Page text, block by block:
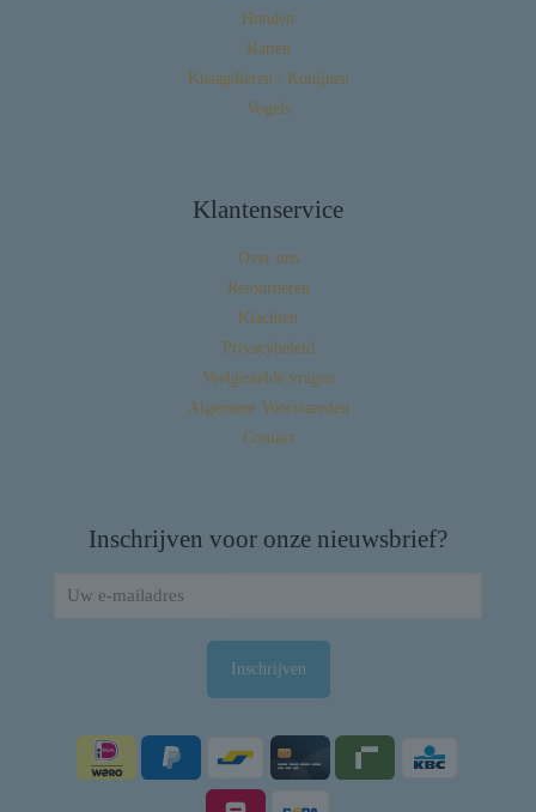
Honden
Katten
Knaagdieren / Konijnen
Vogels
Klantenservice
Over ons
Retourneren
Klachten
Privacybeleid
Veelgestelde vragen
Algemene Voorwaarden
Contact
Inschrijven voor onze nieuwsbrief?